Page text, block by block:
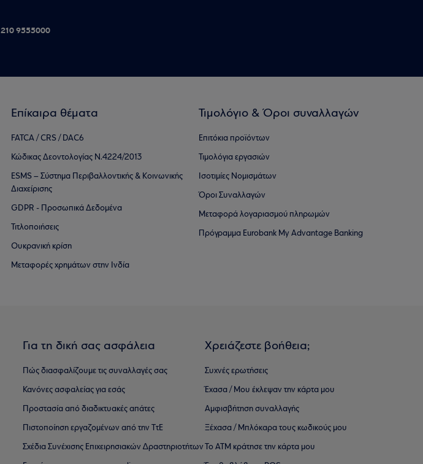
210 9555000
Επίκαιρα θέματα
FATCA / CRS / DAC6
Κώδικας Δεοντολογίας Ν.4224/2013
ESMS – Σύστημα Περιβαλλοντικής & Κοινωνικής
Διαχείρισης
GDPR - Προσωπικά Δεδομένα
Τιτλοποιήσεις
Ουκρανική κρίση
Μεταφορές χρημάτων στην Ινδία
Τιμολόγιο & Όροι συναλλαγών
Επιτόκια προϊόντων
Τιμολόγια εργασιών
Ισοτιμίες Νομισμάτων
Όροι Συναλλαγών
Μεταφορά λογαριασμού πληρωμών
Πρόγραμμα Eurobank My Advantage Banking
Για τη δική σας ασφάλεια
Πώς διασφαλίζουμε τις συναλλαγές σας
Κανόνες ασφαλείας για εσάς
Προστασία από διαδικτυακές απάτες
Πιστοποίηση εργαζομένων από την ΤτΕ
Σχέδια Συνέχισης Επιχειρησιακών ∆ραστηριοτήτων
Χρειάζεστε βοήθεια;
Συχνές ερωτήσεις
Έχασα / Μου έκλεψαν την κάρτα μου
Αμφισβήτηση συναλλαγής
Ξέχασα / Μπλόκαρα τους κωδικούς μου
Το ΑΤΜ κράτησε την κάρτα μου